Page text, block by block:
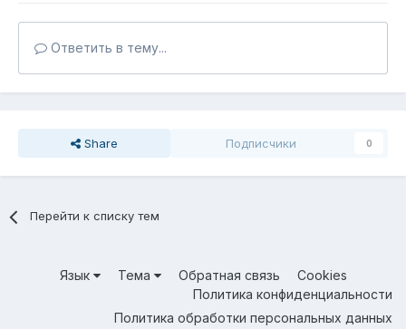
Ответить в тему...
Share Подписчики 0
Перейти к списку тем
Язык Тема Обратная связь
Cookies
Политика конфиденциальности
Политика обработки персональных данных